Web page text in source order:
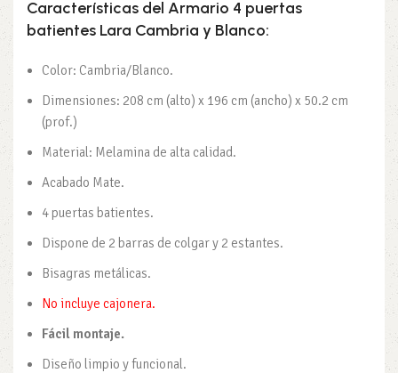
Características del Armario 4 puertas
batientes Lara Cambria y Blanco:
Color: Cambria/Blanco.
Dimensiones: 208 cm (alto) x 196 cm (ancho) x 50.2 cm
(prof.)
Material: Melamina de alta calidad.
Acabado Mate.
4 puertas batientes.
Dispone de 2 barras de colgar y 2 estantes.
Bisagras metálicas.
No incluye cajonera.
Fácil montaje.
Diseño limpio y funcional.